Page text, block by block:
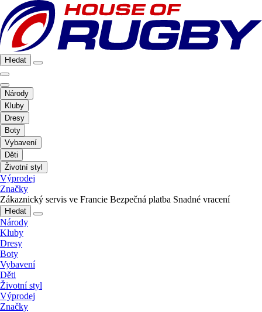
Hledat
Národy
Kluby
Dresy
Boty
Vybavení
Děti
Životní styl
Výprodej
Značky
Zákaznický servis ve Francie Bezpečná platba Snadné vracení
Hledat
Národy
Kluby
Dresy
Boty
Vybavení
Děti
Životní styl
Výprodej
Značky